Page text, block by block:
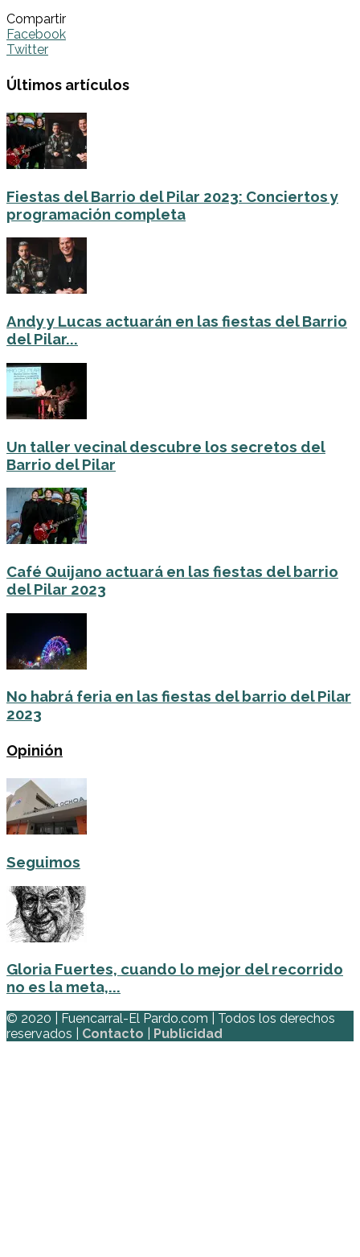
Compartir
Facebook
Twitter
Últimos artículos
Fiestas del Barrio del Pilar 2023: Conciertos y
programación completa
Andy y Lucas actuarán en las fiestas del Barrio
del Pilar...
Un taller vecinal descubre los secretos del
Barrio del Pilar
Café Quijano actuará en las fiestas del barrio
del Pilar 2023
No habrá feria en las fiestas del barrio del Pilar
2023
Opinión
Seguimos
Gloria Fuertes, cuando lo mejor del recorrido
no es la meta,...
© 2020 | Fuencarral-El Pardo.com | Todos los derechos
reservados | Contacto Publicidad